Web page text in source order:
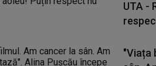
UTA -
"Viața